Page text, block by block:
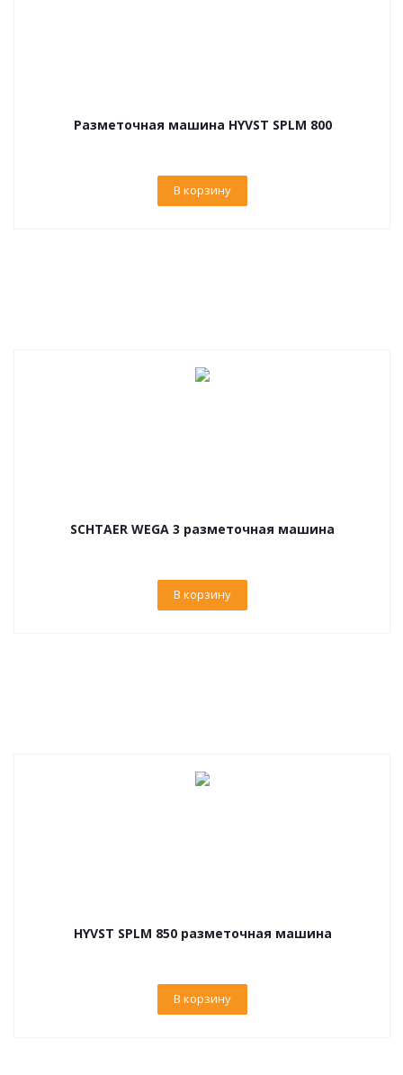
Разметочная машина HYVST SPLM 800
В корзину
SCHTAER WEGA 3 разметочная машина
В корзину
HYVST SPLM 850 разметочная машина
В корзину